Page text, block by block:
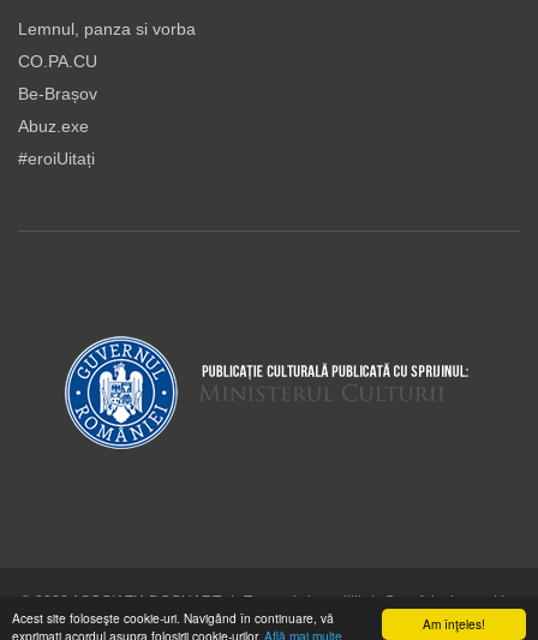
Am înţeles!
Acest site foloseşte cookie-uri. Navigând în continuare, vă
exprimaţi acordul asupra folosirii cookie-urilor. Află mai multe
Lemnul, panza si vorba
CO.PA.CU
Be-Brașov
Abuz.exe
#eroiUitați
© 2026 ASOCIAŢIA DOCUART | Termeni şi condiţii |
Cum folosim cookie-
urile